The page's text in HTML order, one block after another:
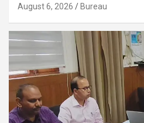
August 6, 2026 Bureau